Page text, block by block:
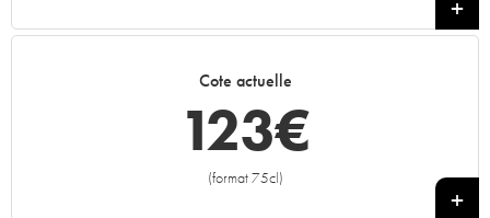
1999
1993
Cote actuelle
123€
(format 75cl)
+